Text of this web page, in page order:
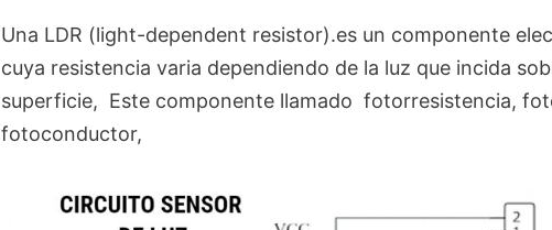
Una LDR (light-dependent resistor).es un componente
cuya resistencia varia dependiendo de la luz que incida
superficie, Este componente llamado fotorresistencia,
fotoconductor,